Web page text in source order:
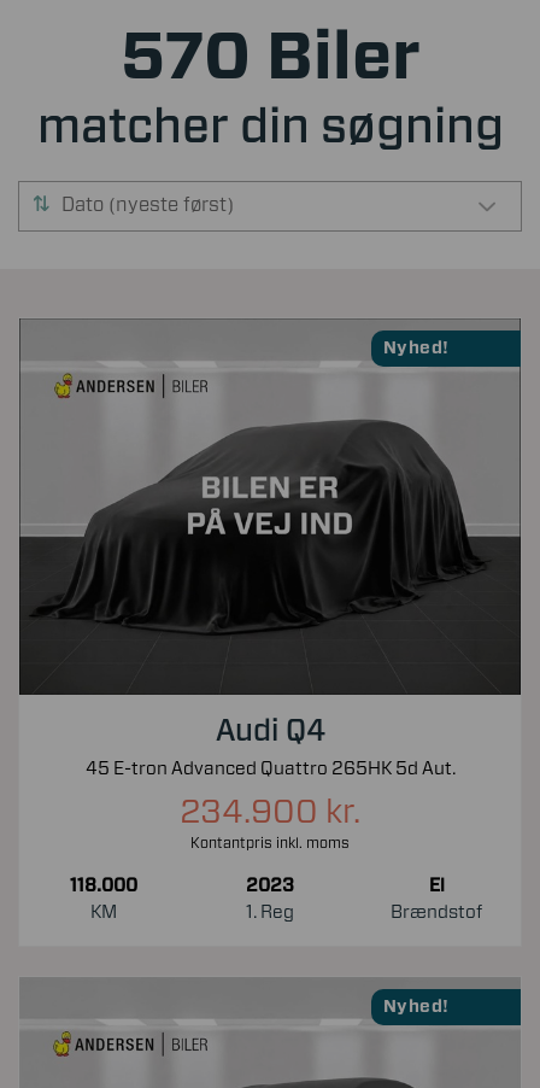
570 Biler
matcher din søgning
Dato (nyeste først)
Nyhed!
Audi Q4
45 E-tron Advanced Quattro 265HK 5d Aut.
234.900 kr.
Kontantpris inkl. moms
118.000
KM
2023
1. Reg
El
Brændstof
Nyhed!